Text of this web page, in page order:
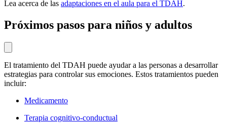
Lea acerca de las adaptaciones en el aula para el TDAH.
Próximos pasos para niños y adultos
El tratamiento del TDAH puede ayudar a las personas a desarrollar
estrategias para controlar sus emociones. Estos tratamientos pueden
incluir:
Medicamento
Terapia cognitivo-conductual